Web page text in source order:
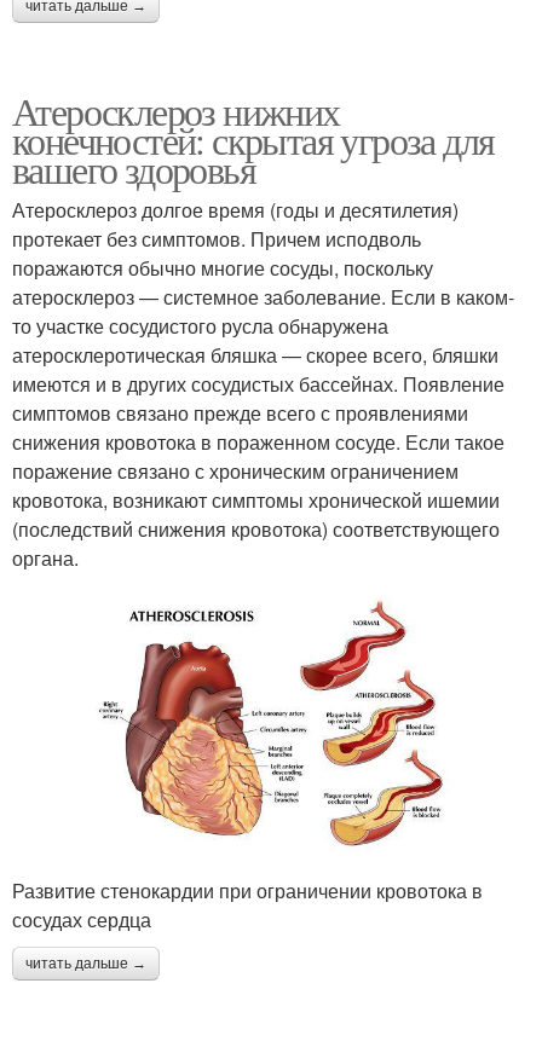
читать дальше →
Атеросклероз нижних
конечностей: скрытая угроза для
вашего здоровья
Атеросклероз долгое время (годы и десятилетия)
протекает без симптомов. Причем исподволь
поражаются обычно многие сосуды, поскольку
атеросклероз — системное заболевание. Если в каком-
то участке сосудистого русла обнаружена
атеросклеротическая бляшка — скорее всего, бляшки
имеются и в других сосудистых бассейнах. Появление
симптомов связано прежде всего с проявлениями
снижения кровотока в пораженном сосуде. Если такое
поражение связано с хроническим ограничением
кровотока, возникают симптомы хронической ишемии
(последствий снижения кровотока) соответствующего
органа.
Развитие стенокардии при ограничении кровотока в
сосудах сердца
читать дальше →